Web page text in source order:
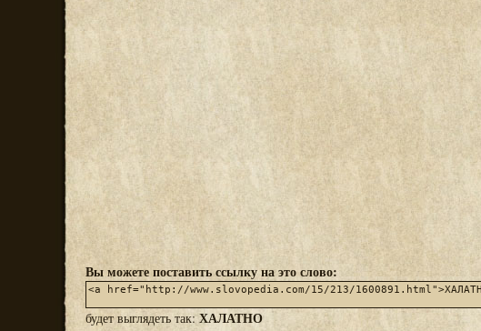
Вы можете поставить ссылку на это слово:
будет выглядеть так:ХАЛАТНО